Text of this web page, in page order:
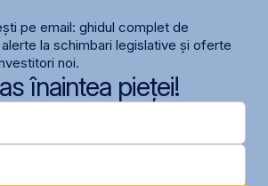
pe email: ghidul complet de
la schimbari legislative și oferte
noi.
înaintea pieței!